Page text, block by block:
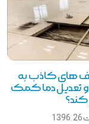
کف های کاذب به
تعدیل دما کمک